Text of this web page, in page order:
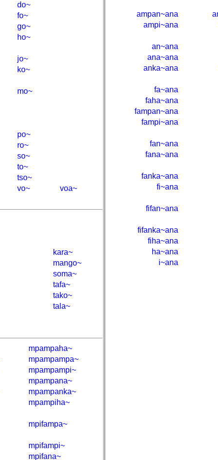
do~
fo~
go~
ho~
jo~
ko~
mo~
po~
ro~
so~
to~
tso~
vo~
voa~
kara~
mango~
soma~
tafa~
tako~
tala~
mpampaha~
mpampampa~
mpampampi~
mpampana~
mpampanka~
mpampiha~
mpifampa~
mpifampi~
mpifana~
ampan~ana
ampi~ana
an~ana
ana~ana
anka~ana
fa~ana
faha~ana
fampan~ana
fampi~ana
fan~ana
fana~ana
fanka~ana
fi~ana
fifan~ana
fifanka~ana
fiha~ana
ha~ana
i~ana